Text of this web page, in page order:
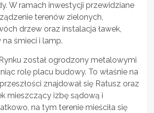
W ramach inwestycji przewidziane
terenów zielonych,
drzew oraz instalacja ławek,
śmieci i lamp.
został ogrodzony metalowymi
rolę placu budowy. To właśnie na
znajdował się Ratusz oraz
mieszczący izbę sądową i
na tym terenie mieściła się